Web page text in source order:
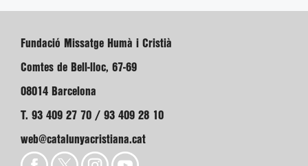
Fundació Missatge Humà i Cristià
Comtes de Bell-lloc, 67-69
08014 Barcelona
T. 93 409 27 70 / 93 409 28 10
web@catalunyacristiana.cat